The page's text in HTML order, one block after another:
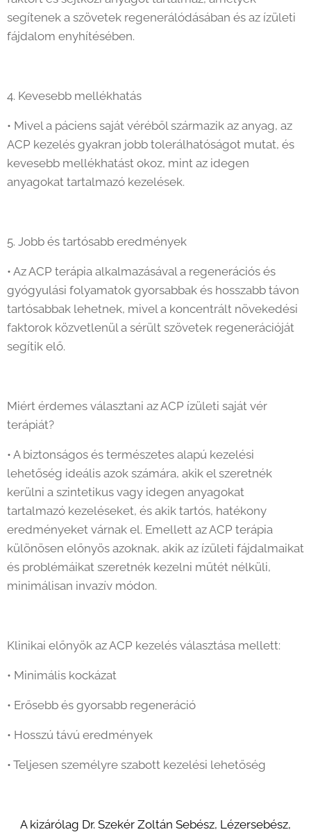
segítenek a szövetek regenerálódásában és az ízületi
fájdalom enyhítésében.
4. Kevesebb mellékhatás
• Mivel a páciens saját véréből származik az anyag, az
ACP kezelés gyakran jobb tolerálhatóságot mutat, és
kevesebb mellékhatást okoz, mint az idegen
anyagokat tartalmazó kezelések.
5. Jobb és tartósabb eredmények
• Az ACP terápia alkalmazásával a regenerációs és
gyógyulási folyamatok gyorsabbak és hosszabb távon
tartósabbak lehetnek, mivel a koncentrált növekedési
faktorok közvetlenül a sérült szövetek regenerációját
segítik elő.
Miért érdemes választani az ACP ízületi saját vér
terápiát?
• A biztonságos és természetes alapú kezelési
lehetőség ideális azok számára, akik el szeretnék
kerülni a szintetikus vagy idegen anyagokat
tartalmazó kezeléseket, és akik tartós, hatékony
eredményeket várnak el. Emellett az ACP terápia
különösen előnyös azoknak, akik az ízületi fájdalmaikat
és problémáikat szeretnék kezelni műtét nélküli,
minimálisan invazív módon.
Klinikai előnyök az ACP kezelés választása mellett:
• Minimális kockázat
• Erősebb és gyorsabb regeneráció
• Hosszú távú eredmények
• Teljesen személyre szabott kezelési lehetőség
A kizárólag Dr. Szekér Zoltán Sebész, Lézersebész,